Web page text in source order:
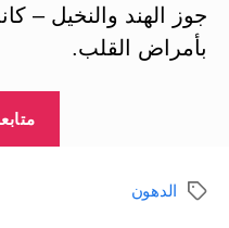
جوز الهند والنخيل –
بأمراض القلب.
الوسومالدهون